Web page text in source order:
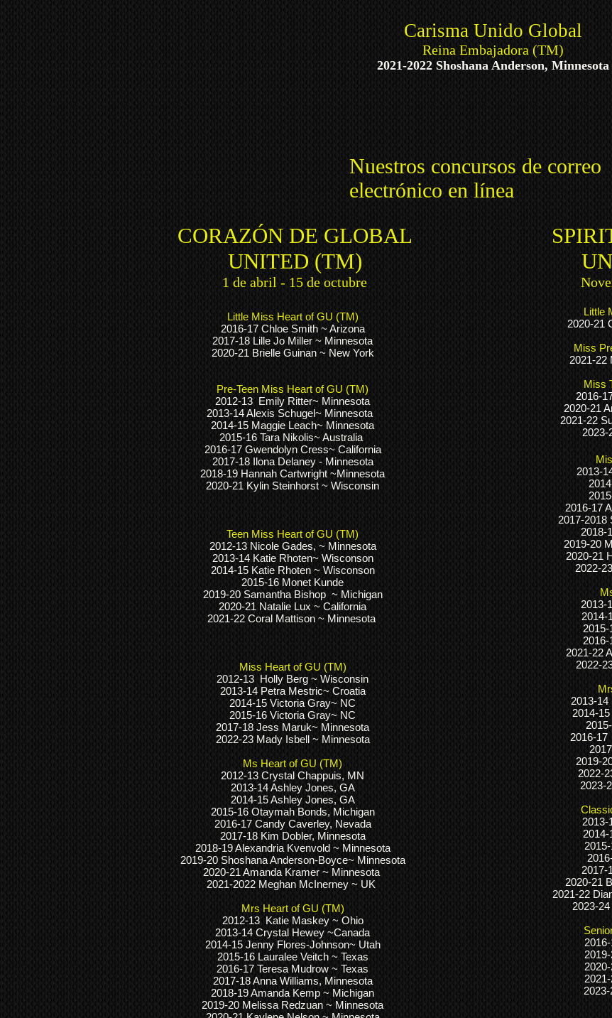
Carisma Unido Global
Reina Embajadora (TM)
2021-2022 Shoshana Anderson, Minnesota
Nuestros concursos de correo
electrónico en línea
CORAZÓN DE GLOBAL
UNITED (TM)
1 de abril - 15 de octubre
Little Miss Heart of GU (TM)
2016-17 Chloe Smith ~ Arizona
2017-18 Lille Jo Miller ~ Minnesota
2020-21 Brielle Guinan ~ New York
Pre-Teen Miss Heart of GU (TM)
2012-13 Emily Ritter~ Minnesota
2013-14 Alexis Schugel~ Minnesota
2014-15 Maggie Leach~ Minnesota
2015-16 Tara Nikolis~ Australia
2016-17 Gwendolyn Cress~ California
2017-18 Ilona Delaney - Minnesota
2018-19 Hannah Cartwright ~Minnesota
2020-21 Kylin Steinhorst ~ Wisconsin
Teen Miss Heart of GU (TM)
2012-13 Nicole Gades, ~ Minnesota
2013-14 Katie Rhoten~ Wisconson
2014-15 Katie Rhoten ~ Wisconson
2015-16 Monet Kunde
2019-20 Samantha Bishop ~ Michigan
2020-21 Natalie Lux ~ California
2021-22 Coral Mattison ~ Minnesota
Miss Heart of GU (TM)
2012-13 Holly Berg ~ Wisconsin
2013-14 Petra Mestric~ Croatia
2014-15 Victoria Gray~ NC
2015-16 Victoria Gray~ NC
2017-18 Jess Maruk~ Minnesota
2022-23 Mady Isbell ~ Minnesota
Ms Heart of GU (TM)
2012-13 Crystal Chappuis, MN
2013-14 Ashley Jones, GA
2014-15 Ashley Jones, GA
2015-16 Otaymah Bonds, Michigan
2016-17 Candy Caverley, Nevada
2017-18 Kim Dobler, Minnesota
2018-19 Alexandria Kvenvold ~ Minnesota
2019-20 Shoshana Anderson-Boyce~ Minnesota
2020-21 Amanda Kramer ~ Minnesota
2021-2022 Meghan McInerney ~ UK
Mrs Heart of GU (TM)
2012-13 Katie Maskey ~ Ohio
2013-14 Crystal Hewey ~Canada
2014-15 Jenny Flores-Johnson~ Utah
2015-16 Lauralee Veitch ~ Texas
2016-17 Teresa Mudrow ~ Texas
2017-18 Anna Williams, Minnesota
2018-19 Amanda Kemp ~ Michigan
2019-20 Melissa Redzuan ~ Minnesota
Little
2020-21
Miss
2021-22
Miss
2016-
2020-21
2021-22
2023-
2013-
2016-17
2017-2018
2018-
2019-20
2020-21
2022-
2013-
2014-
2021-22
2022-
2013-
2014-
2016-
2019-
2022-
2023-
2017-
2020-21
2021-22
2023-